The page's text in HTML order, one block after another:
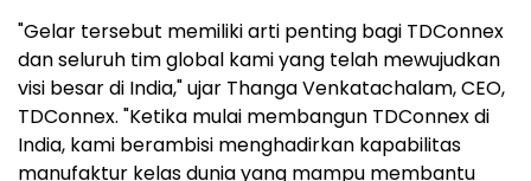
"Gelar tersebut memiliki arti penting bagi TDConnex
dan seluruh tim global kami yang telah mewujudkan
visi besar di India," ujar Thanga Venkatachalam, CEO,
TDConnex. "Ketika mulai membangun TDConnex di
India, kami berambisi menghadirkan kapabilitas
manufaktur kelas dunia yang mampu membantu